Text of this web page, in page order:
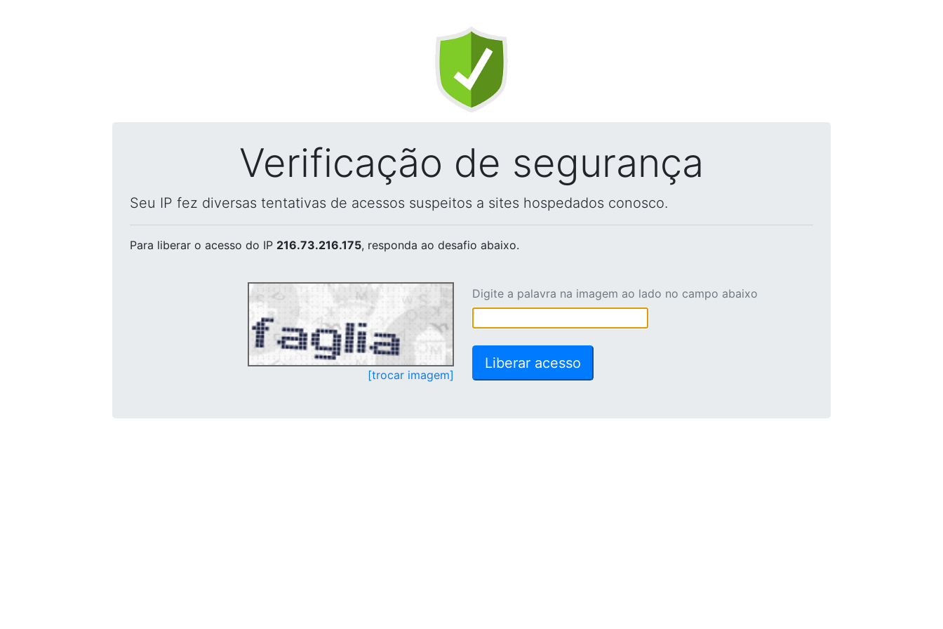
Verificação de segurança
Seu IP fez diversas tentativas de acessos suspeitos a sites hospedados conosco.
Para liberar o acesso do IP 216.73.216.175, responda ao desafio abaixo.
[trocar imagem]
Digite a palavra na imagem ao lado no campo abaixo